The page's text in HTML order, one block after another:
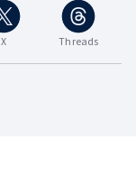
X Threads